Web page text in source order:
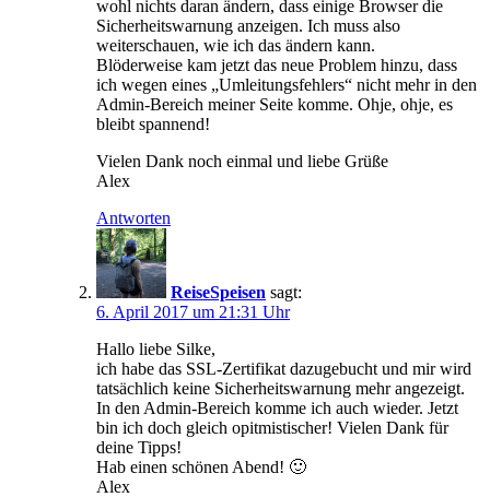
wohl nichts daran ändern, dass einige Browser die
Sicherheitswarnung anzeigen. Ich muss also
weiterschauen, wie ich das ändern kann.
Blöderweise kam jetzt das neue Problem hinzu, dass
ich wegen eines „Umleitungsfehlers“ nicht mehr in den
Admin-Bereich meiner Seite komme. Ohje, ohje, es
bleibt spannend!
Vielen Dank noch einmal und liebe Grüße
Alex
Antworten
ReiseSpeisen sagt:
6. April 2017 um 21:31 Uhr
Hallo liebe Silke,
ich habe das SSL-Zertifikat dazugebucht und mir wird
tatsächlich keine Sicherheitswarnung mehr angezeigt.
In den Admin-Bereich komme ich auch wieder. Jetzt
bin ich doch gleich opitmistischer! Vielen Dank für
deine Tipps!
Hab einen schönen Abend! 🙂
Alex